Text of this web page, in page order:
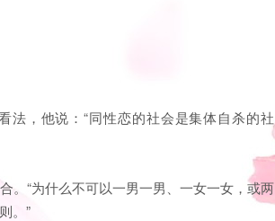
法，他说：“同性恋的社会是集体自杀的社
。“为什么不可以一男一男、一女一女，或两
。”